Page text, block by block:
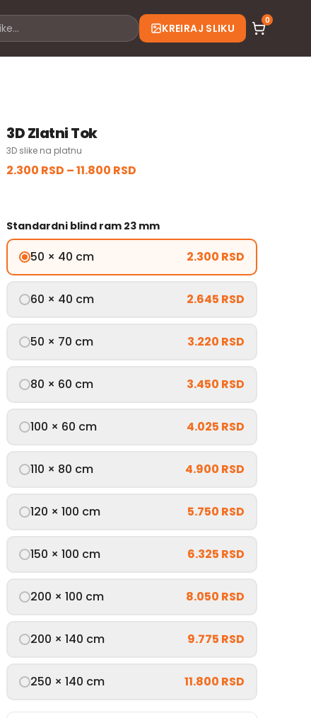
KREIRAJ SLIKU
0
3D Zlatni Tok
3D slike na platnu
2.300 RSD –11.800 RSD
Standardni blind ram 23 mm
50 × 40 cm 2.300 RSD
60 × 40 cm 2.645 RSD
50 × 70 cm 3.220 RSD
80 × 60 cm 3.450 RSD
100 × 60 cm 4.025 RSD
110 × 80 cm 4.900 RSD
120 × 100 cm 5.750 RSD
150 × 100 cm 6.325 RSD
200 × 100 cm 8.050 RSD
200 × 140 cm 9.775 RSD
250 × 140 cm 11.800 RSD